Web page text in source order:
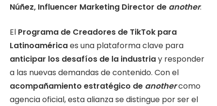
Núñez, Influencer Marketing Director de another.
El Programa de Creadores de TikTok para
Latinoaméricaes una plataforma clave para
anticipar los desafíos de la industriay responder
a las nuevas demandas de contenido. Con el
acompañamiento estratégico de anothercomo
agencia oficial, esta alianza se distingue por ser el